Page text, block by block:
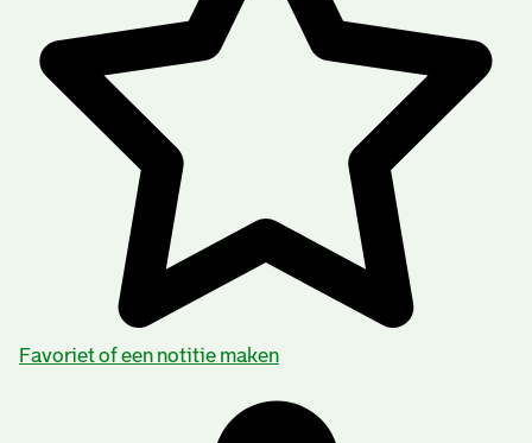
Favoriet of een notitie maken